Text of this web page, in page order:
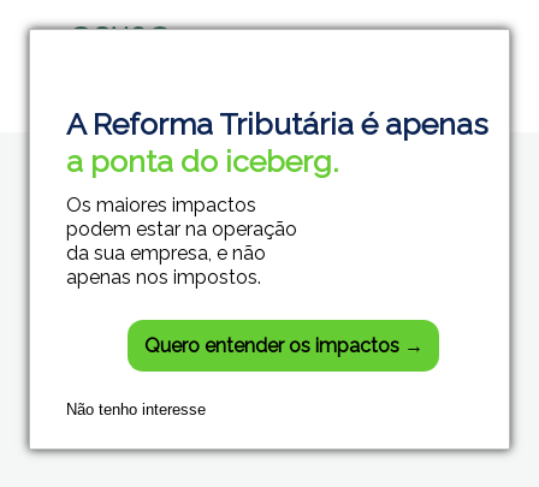
A Reforma Tributária é apenas
a ponta do iceberg.
Os maiores impactos
podem estar na operação
da sua empresa, e não
apenas nos impostos.
Quero entender os impactos →
Não tenho interesse
Grupo Módulos
Sistemas Contábeis e Empresariais